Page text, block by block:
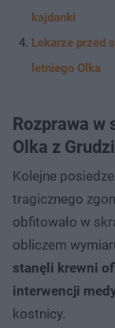
kajdanki
Lekarze przed
letniego Olka
Rozprawa
Olka z
Kolejne
tragicznego
obfitowało w
obliczem
stanęli krewni
interwencji
kostnicy.